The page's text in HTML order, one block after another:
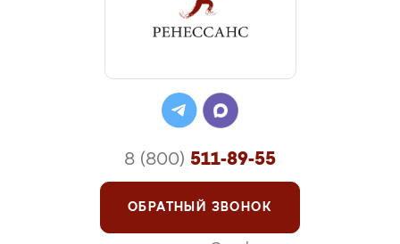
8 (800) 511-89-55
ОБРАТНЫЙ ЗВОНОК